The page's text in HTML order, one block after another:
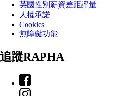
英國性別薪資差距評量
人權承諾
Cookies
無障礙功能
追蹤RAPHA
Facebook
Instagram